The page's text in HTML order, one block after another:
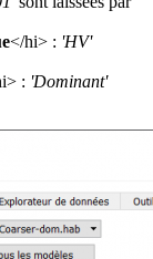
</hi> : 'HV'
: 'Dominant'